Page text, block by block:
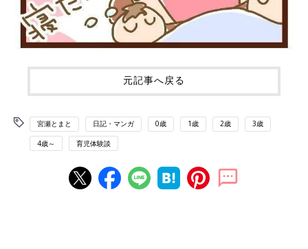
元記事へ戻る
宮瀬とまと 日記・マンガ 0歳 1歳 2歳 3歳
4歳～ 育児体験談